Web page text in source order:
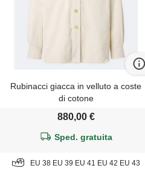
Rubinacci giacca in velluto a coste
di cotone
880,00 €
Sped. gratuita
EU 38 EU 39 EU 41 EU 42 EU 43